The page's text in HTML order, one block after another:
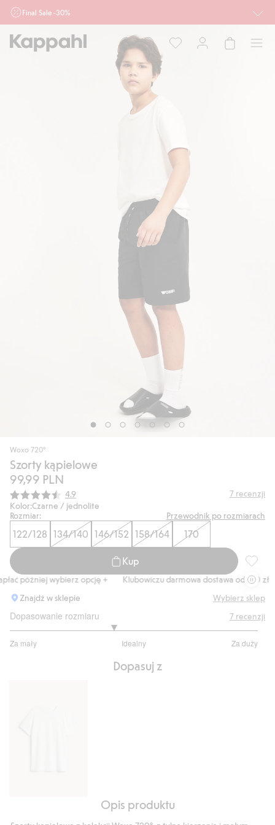
Final Sale -30%
działu outlet do 10.8 w sklepach Kappahl i Newbie oraz na kappahl.com. Ofert
nie łączymy
Dziecko
Woxo 720°
Szorty kąpielowe
99,99 PLN
Średnia ocena:
4.9 7 recenzji
Kolor:Czarne / jednolite
Rozmiar:
Przewodnik po rozmiarach
122/128 134/140 146/152 158/164 170
Kup
Szorty
później wybierz opcję + Klubowiczu darmowa dostawa od 150 zł
Znajdź w sklepie
Wybierz sklep
Dopasowanie rozmiaru
Za mały Idealny Za duży
na
7 recenzji
Dopasuj z
Opis produktu